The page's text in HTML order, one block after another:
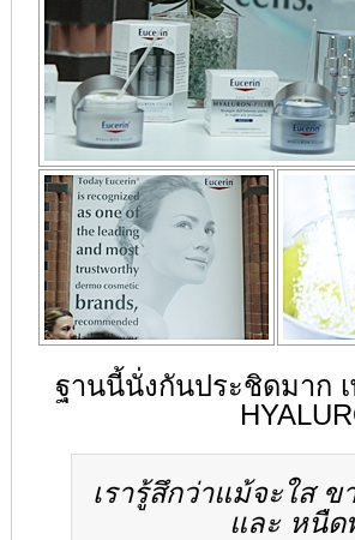
ฐานนี้นั่งกันประชิดมาก
เรารู้สึกว่าแม้จะใส
และ หนืด